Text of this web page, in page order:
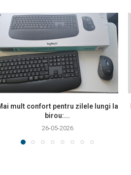
mult confort pentru zilele lungi la
birou:...
26-05-2026